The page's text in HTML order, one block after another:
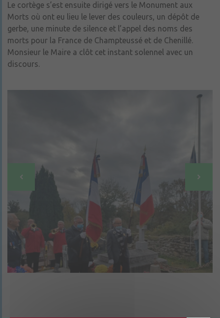
Le cortège s’est ensuite dirigé vers le Monument aux
Morts où ont eu lieu le lever des couleurs, un dépôt de
gerbe, une minute de silence et l’appel des noms des
morts pour la France de Champteussé et de Chenillé.
Monsieur le Maire a clôt cet instant solennel avec un
discours.